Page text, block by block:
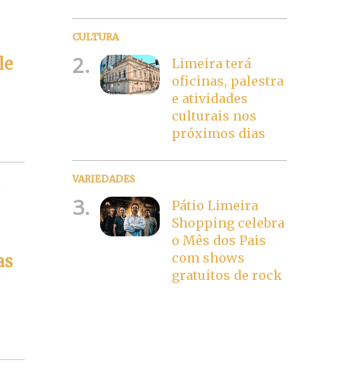
CULTURA
2.
Limeira terá
oficinas, palestra
e atividades
culturais nos
próximos dias
VARIEDADES
3.
Pátio Limeira
Shopping celebra
o Mês dos Pais
com shows
gratuitos de rock